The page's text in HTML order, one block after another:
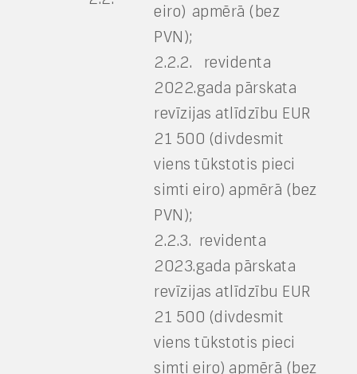
eiro) apmērā (bez
PVN);
2.2.2. revidenta
2022.gada pārskata
revīzijas atlīdzību EUR
21 500 (divdesmit
viens tūkstotis pieci
simti eiro) apmērā (bez
PVN);
2.2.3. revidenta
2023.gada pārskata
revīzijas atlīdzību EUR
21 500 (divdesmit
viens tūkstotis pieci
simti eiro) apmērā (bez